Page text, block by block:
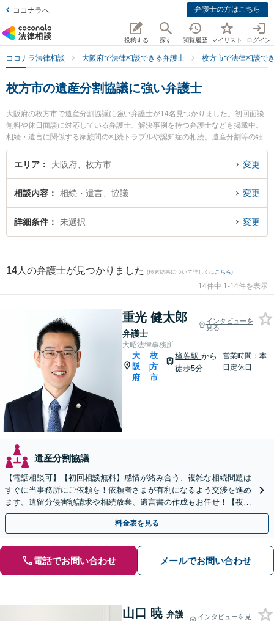
ココナラへ 弁護士の方はこちら
投稿する 探す 閲覧履歴 マイリスト ログイン
ココナラ法律相談 大阪府で法律相談できる弁護士 枚方市で法律相談で
枚方市の遺産分割協議に強い弁護士
大阪府の枚方市で遺産分割協議に強い弁護士が14名見つかりました。初回面談
無料や休日面談に対応している弁護士、解決事例を持つ弁護士なども掲載中。
相続・遺言に関係する家族間の相続トラブルや認知症の相続、遺産分割等の細
かな分野での絞り込み検索もでき便利です。特に大昭法律事務所の重光 健太郎
弁護士や山口法律事務所の山口 暁弁護士、古山綜合法律事務所の古山 隼也弁護
い』『遺産分割協議のトラブル解決の実績豊富な近くの弁護士を検索したい』
『初回相談無料で遺産分割協議を法律相談できる枚方市内の弁護士に相談予約
したい』などでお困りの相談者さんにおすすめです。
エリア 大阪府、枚方市 変更
相談内容 相続・遺言、協議 変更
詳細条件 未選択 変更
14 人の弁護士が見つかりました (検索結果について詳しくは こちら)
14件中 1-14件を表示
重光 健太郎
弁護士
インタビューを
見る
大昭法律事務所
大
阪
府
|
枚
方
市
樟葉駅から
徒歩5分
営業時間：本
日定休日
遺産分割協議
【電話相談可】【初回相談無料】感情が絡み合う、複雑な相続問題は
すぐに当事務所にご依頼を！依頼者さまが有利になるよう交渉を進め
ます。遺留分侵害額請求や相続放棄、遺言書の作成もお任せ！【夜
間・休日面談】【完全個室】【出張サービス】【樟葉駅3分】
料金表を見る
電話でお問い合わせ メールでお問い合わせ
山口 暁 弁護
インタビューを見